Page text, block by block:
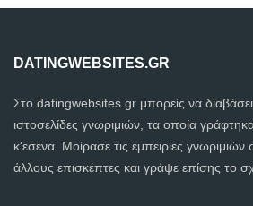
DATINGWEBSITES.GR
Στο datingwebsites.gr μπορείς να
ιστοσελίδες γνωριμιών, τα οποία
κ'εσένα. Μοίρασε τις εμπειρίες
άλλους επισκέπτες και γράψε επίσης το